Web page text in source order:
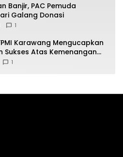
Banjir, PAC Pemuda
Galang Donasi
1
Sukses Atas Kemenangan
H.Sapin
1